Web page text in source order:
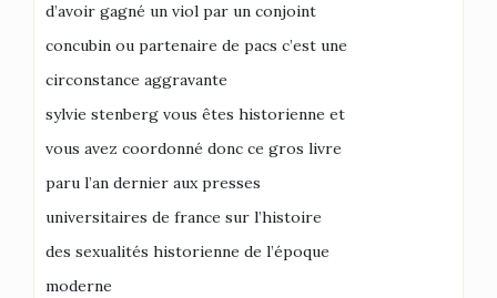
d’avoir gagné un viol par un conjoint
concubin ou partenaire de pacs c’est une
circonstance aggravante
sylvie stenberg vous êtes historienne et
vous avez coordonné donc ce gros livre
paru l’an dernier aux presses
universitaires de france sur l’histoire
des sexualités historienne de l’époque
moderne